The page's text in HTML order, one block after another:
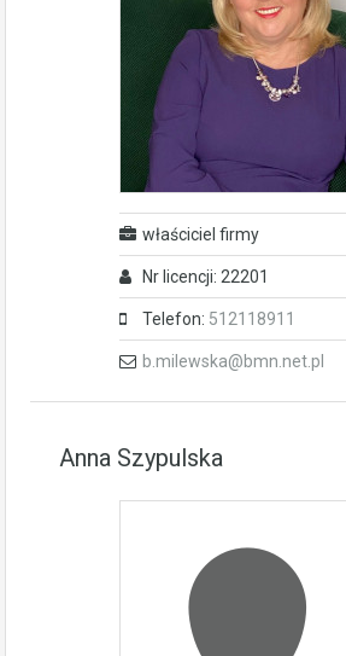
właściciel firmy
Nr licencji: 22201
Telefon: 512118911
b.milewska@bmn.net.pl
Anna Szypulska